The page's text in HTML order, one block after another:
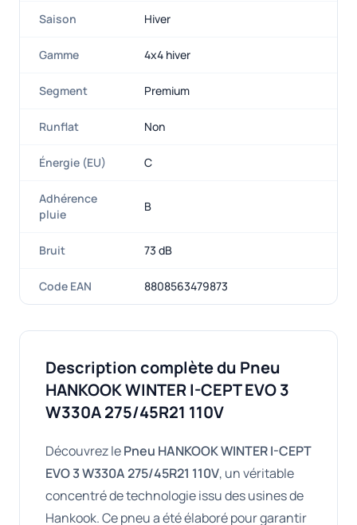
Saison Hiver
Gamme 4x4 hiver
Segment Premium
Runflat Non
Énergie (EU) C
Adhérence
pluie
B
Bruit 73 dB
Code EAN 8808563479873
Description complète du Pneu
HANKOOK WINTER I-CEPT EVO 3
W330A 275/45R21 110V
Découvrez lePneu HANKOOK WINTER I-CEPT
EVO 3 W330A 275/45R21 110V, un véritable
concentré de technologie issu des usines de
Hankook. Ce pneu a été élaboré pour garantir